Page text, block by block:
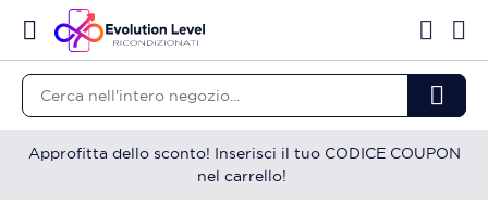
Approfitta dello sconto! Inserisci il tuo CODICE COUPON
nel carrello!